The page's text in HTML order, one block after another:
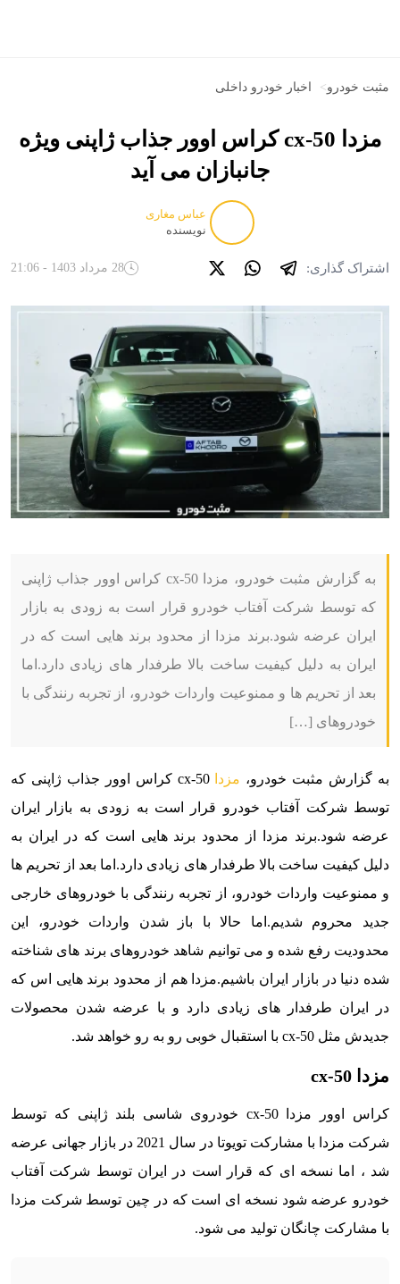
مثبت خودرو> اخبار خودرو داخلی
مزدا cx-50 کراس اوور جذاب ژاپنی ویژه
جانبازان می آید
عباس مغاری
نویسنده
اشتراک گذاری: 28 مرداد 1403 - 21:06
به گزارش مثبت خودرو، مزدا cx-50 کراس اوور جذاب ژاپنی
که توسط شرکت آفتاب خودرو قرار است به زودی به بازار
ایران عرضه شود.برند مزدا از محدود برند هایی است که در
ایران به دلیل کیفیت ساخت بالا طرفدار های زیادی دارد.اما
بعد از تحریم ها و ممنوعیت واردات خودرو، از تجربه رنندگی با
خودروهای […]
به گزارش مثبت خودرو، مزدا
cx-50 کراس اوور جذاب ژاپنی که
توسط شرکت آفتاب خودرو قرار است به زودی به بازار ایران
عرضه شود.برند مزدا از محدود برند هایی است که در ایران به
دلیل کیفیت ساخت بالا طرفدار های زیادی دارد.اما بعد از تحریم ها
و ممنوعیت واردات خودرو، از تجربه رنندگی با خودروهای خارجی
جدید محروم شدیم. اما حالا با باز شدن واردات خودرو، این
محدودیت رفع شده و می توانیم شاهد خودروهای برند های شناخته
شده دنیا در بازار ایران باشیم.مزدا هم از محدود برند هایی اس که
در ایران طرفدار های زیادی دارد و با عرضه شدن محصولات
جدیدش مثل cx-50 با استقبال خوبی رو به رو خواهد شد.
مزدا cx-50
کراس اوور مزدا cx-50 خودروی شاسی بلند ژاپنی که توسط
شرکت مزدا با مشارکت تویوتا در سال 2021 در بازار جهانی عرضه
شد ، اما نسخه ای که قرار است در ایران توسط شرکت آفتاب
خودرو عرضه شود نسخه ای است که در چین توسط شرکت مزدا
با مشارکت چانگان تولید می شود.